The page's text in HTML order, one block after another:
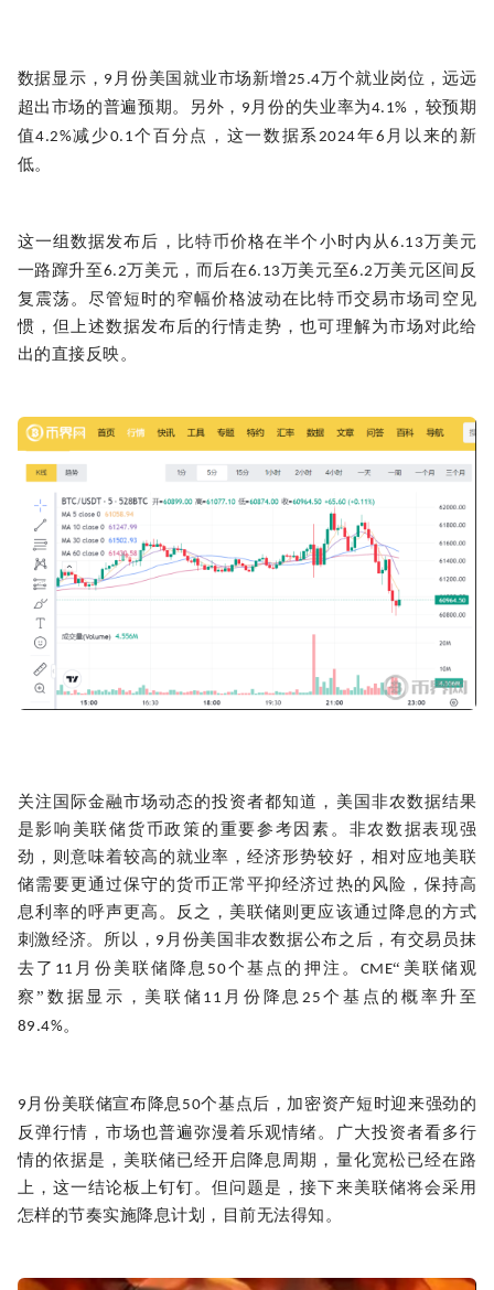
数据显示， 9 月份美国就业市场新增25.4万个就业岗位，远远
超出市场的普遍预期。另外， 9 月份的失业率为4.1% ，较预期
值4.2%减少0.1个百分点，这一数据系 2024年6 月以来的新
低。
这一组数据发布后， 比特币价格在半个小时内从6.13万美元
一路蹿升至6.2万美元，而后在6.13万美元至6.2万美元区间反
复震荡。尽管短时的窄幅价格波动在比特币交易市场司空见
惯，但上述数据发布后的行情走势，也可理解为市场对此给
出的直接反映。
关注国际金融市场动态的投资者都知道，美国非农数据结果
是影响美联储货币政策的重要参考因素。非农数据表现强
劲，则意味着较高的就业率，经济形势较好，相对应地美联
储需要更通过保守的货币正常平抑经济过热的风险，保持高
息利率的呼声更高。反之，美联储则更应该通过降息的方式
刺激经济。所以， 9 月份美国非农数据公布之后，有交易员抹
去了 11 月份美联储降息 50个基点的押注。 CME“美联储观
察”数据显示，美联储 11 月份降息 25 个基点的概率升至
89.4%。
9 月份美联储宣布降息 50个基点后，加密资产短时迎来强劲的
反弹行情，市场也普遍弥漫着乐观情绪。广大投资者看多行
情的依据是，美联储已经开启降息周期，量化宽松已经在路
上，这一结论板上钉钉。但问题是，接下来美联储将会采用
怎样的节奏实施降息计划，目前无法得知。